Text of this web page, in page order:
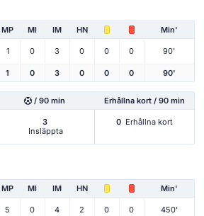
MP Ml IM HN Min'
1 0 3 0 0 0 90'
1 0 3 0 0 0 90'
/ 90 min Erhållna kort / 90 min
3
Insläppta
0 Erhållna kort
MP Ml IM HN
Min'
5 0 4 2 0 0 450'